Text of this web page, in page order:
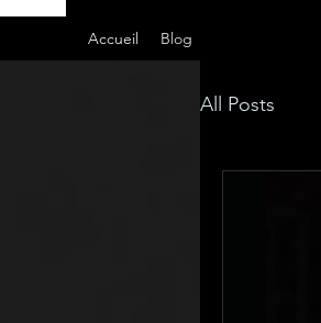
Accueil Blog
All Posts